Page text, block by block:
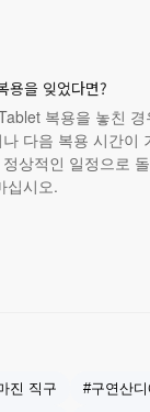
용을 잊었다면?
복용을 놓친
다음 복용 시간이
상적인 일정으로
십시오.
진 직구 #구연산